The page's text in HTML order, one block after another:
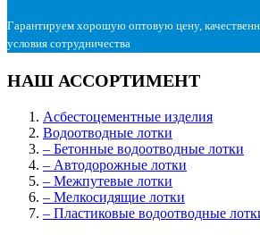
Гарантируем хорошую оптовую цену,
условия сотрудничества
НАШ АССОРТИМЕНТ
Асбестоцементные изделия
Водоотводные лотки
– Бетонные водоотводные лотки
– Автодорожные лотки
– Межпутевые лотки
– Мелкосидящие лотки
– Пластиковые водоотводные